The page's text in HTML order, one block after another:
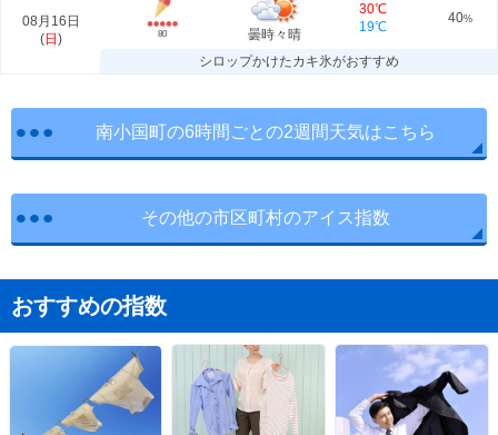
08月16日
(日 ) 80 曇時々晴
30℃
19℃
40%
シロップかけたカキ氷がおすすめ
南小国町の6時間ごとの2週間天気はこちら
その他の市区町村のアイス指数
おすすめの指数